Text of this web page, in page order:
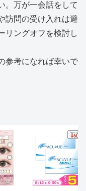
。万が一会話をして
訪問の受け入れは避
リングオフを検討し
参考になれば幸いで